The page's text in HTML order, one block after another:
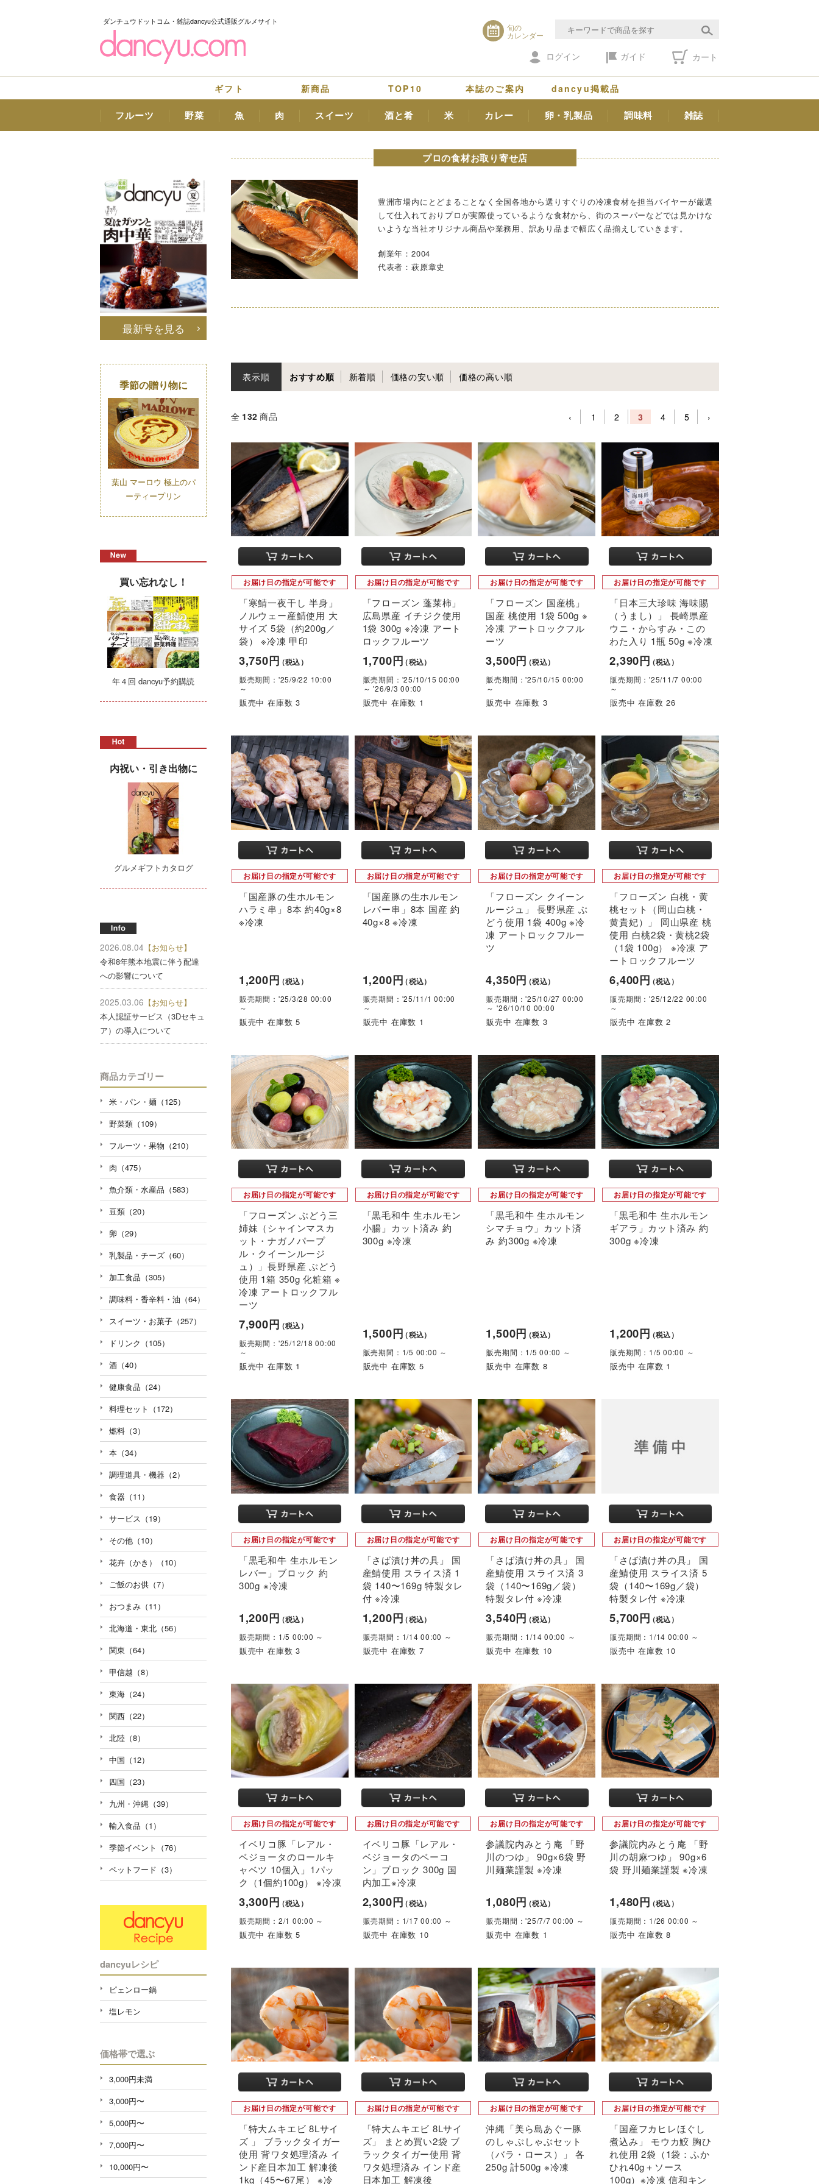
ダンチュウドットコム・雑誌dancyu公式通販グルメサイト
旬の
カレンダー
ログイン ガイド カート
ギフト 新商品 TOP10 本誌のご案内 dancyu掲載品
フルーツ 野菜 魚 肉 スイーツ 酒と肴 米 カレー 卵・乳製品 調味料 雑誌
プロの食材お取り寄せ店
豊洲市場内にとどまることなく全国各地から選りすぐりの冷凍食材を担当バイヤーが厳選
して仕入れておりプロが実際使っているような食材から、街のスーパーなどでは見かけな
いような当社オリジナル商品や業務用、訳あり品まで幅広く品揃えしていきます。
創業年：2004
代表者：萩原章史
表示順 おすすめ順 新着順 価格の安い順 価格の高い順
全 132 商品 ‹ 1 2 3 4 5 ›
お届け日の指定が可能です
「寒鯖一夜干し 半身」
ノルウェー産鯖使用 大
サイズ 5袋（約200g／
袋） ※冷凍 甲印
3,750円（税込）
販売期間：'25/9/22 10:00
～
販売中 在庫数 3
お届け日の指定が可能です
「フローズン 蓬莱柿」
広島県産 イチジク使用
1袋 300g ※冷凍 アート
ロックフルーツ
1,700円（税込）
販売期間：'25/10/15 00:00
～ '26/9/3 00:00
販売中 在庫数 1
お届け日の指定が可能です
「フローズン 国産桃」
国産 桃使用 1袋 500g ※
冷凍 アートロックフル
ーツ
3,500円（税込）
販売期間：'25/10/15 00:00
～
販売中 在庫数 3
お届け日の指定が可能です
「日本三大珍味 海味賜
（うまし）」 長崎県産
ウニ・からすみ・この
わた入り 1瓶 50g ※冷凍
2,390円（税込）
販売期間：'25/11/7 00:00
～
販売中 在庫数 26
お届け日の指定が可能です
「国産豚の生ホルモン
ハラミ串」8本 約40g×8
※冷凍
1,200円（税込）
販売期間：'25/3/28 00:00
～
販売中 在庫数 5
お届け日の指定が可能です
「国産豚の生ホルモン
レバー串」8本 国産 約
40g×8 ※冷凍
1,200円（税込）
販売期間：'25/11/1 00:00
～
販売中 在庫数 1
お届け日の指定が可能です
「フローズン クイーン
ルージュ」 長野県産 ぶ
どう使用 1袋 400g ※冷
凍 アートロックフルー
ツ
4,350円 （税込）
販売期間：'25/10/27 00:00
～ '26/10/10 00:00
販売中 在庫数 3
お届け日の指定が可能です
「フローズン 白桃・黄
桃セット（岡山白桃・
黄貴妃）」 岡山県産 桃
使用 白桃2袋・黄桃2袋
（1袋 100g） ※冷凍 ア
ートロックフルーツ
6,400円（税込）
販売期間：'25/12/22 00:00
～
販売中 在庫数 2
お届け日の指定が可能です
「フローズン ぶどう三
姉妹（シャインマスカ
ット・ナガノパープ
ル・クイーンルージ
ュ）」長野県産 ぶどう
使用 1箱 350g 化粧箱 ※
冷凍 アートロックフル
ーツ
7,900円（税込）
販売期間：'25/12/18 00:00
～
販売中 在庫数 1
お届け日の指定が可能です
「黒毛和牛 生ホルモン
小腸」カット済み 約
300g ※冷凍
1,500円（税込）
販売期間：1/5 00:00 ～
販売中 在庫数 5
お届け日の指定が可能です
「黒毛和牛 生ホルモン
シマチョウ」カット済
み 約300g ※冷凍
1,500円 （税込）
販売期間：1/5 00:00 ～
販売中 在庫数 8
お届け日の指定が可能です
「黒毛和牛 生ホルモン
ギアラ」カット済み 約
300g ※冷凍
1,200円（税込）
販売期間：1/5 00:00 ～
販売中 在庫数 1
お届け日の指定が可能です
「黒毛和牛 生ホルモン
レバー」ブロック 約
300g ※冷凍
1,200円（税込）
販売期間：1/5 00:00 ～
販売中 在庫数 3
お届け日の指定が可能です
「さば漬け丼の具」 国
産鯖使用 スライス済 1
袋 140〜169g 特製タレ
付 ※冷凍
1,200円（税込）
販売期間：1/14 00:00 ～
販売中 在庫数 7
お届け日の指定が可能です
「さば漬け丼の具」 国
産鯖使用 スライス済 3
袋（140〜169g／袋）
特製タレ付 ※冷凍
3,540円 （税込）
販売期間：1/14 00:00 ～
販売中 在庫数 10
お届け日の指定が可能です
「さば漬け丼の具」 国
産鯖使用 スライス済 5
袋（140〜169g／袋）
特製タレ付 ※冷凍
5,700円（税込）
販売期間：1/14 00:00 ～
販売中 在庫数 10
お届け日の指定が可能です
イベリコ豚「レアル・
ベジョータのロールキ
ャベツ 10個入」1パッ
ク（1個約100g） ※冷凍
3,300円（税込）
販売期間：2/1 00:00 ～
販売中 在庫数 5
お届け日の指定が可能です
イベリコ豚「レアル・
ベジョータのベーコ
ン」ブロック 300g 国
内加工※冷凍
2,300円（税込）
販売期間：1/17 00:00 ～
販売中 在庫数 10
お届け日の指定が可能です
参議院内みとう庵 「野
川のつゆ」 90g×6袋 野
川麺業謹製 ※冷凍
1,080円 （税込）
販売期間：'25/7/7 00:00 ～
販売中 在庫数 1
お届け日の指定が可能です
参議院内みとう庵 「野
川の胡麻つゆ」 90g×6
袋 野川麺業謹製 ※冷凍
1,480円（税込）
販売期間：1/26 00:00 ～
販売中 在庫数 8
お届け日の指定が可能です
「特大ムキエビ 8Lサイ
ズ 」 ブラックタイガー
使用 背ワタ処理済み イ
ンド産日本加工 解凍後
1kg（45〜67尾） ※冷
お届け日の指定が可能です
「特大ムキエビ 8Lサイ
ズ」 まとめ買い2袋 ブ
ラックタイガー使用 背
ワタ処理済み インド産
日本加工 解凍後
お届け日の指定が可能です
沖縄「美ら島あぐー豚
のしゃぶしゃぶセット
（バラ・ロース）」 各
250g 計500g ※冷凍
お届け日の指定が可能です
「国産フカヒレほぐし
煮込み」 モウカ鮫 胸ひ
れ使用 2袋（1袋：ふか
ひれ40g＋ソース
100g）※冷凍 信和キン
最新号を見る
季節の贈り物に
葉山 マーロウ 極上のパ
ーティープリン
買い忘れなし！
年４回 dancyu予約購読
内祝い・引き出物に
グルメギフトカタログ
2026.08.04 【お知らせ】
令和8年熊本地震に伴う配達
への影響について
2025.03.06 【お知らせ】
本人認証サービス（3Dセキュ
ア）の導入について
商品カテゴリー
米・パン・麺（125）
野菜類（109）
フルーツ・果物（210）
肉（475）
魚介類・水産品（583）
豆類（20）
卵（29）
乳製品・チーズ（60）
加工食品（305）
調味料・香辛料・油（64）
スイーツ・お菓子（257）
ドリンク（105）
酒（40）
健康食品（24）
料理セット（172）
燃料（3）
本（34）
調理道具・機器（2）
食器（11）
サービス（19）
その他（10）
花卉（かき）（10）
ご飯のお供（7）
おつまみ（11）
北海道・東北（56）
関東（64）
甲信越（8）
東海（24）
関西（22）
北陸（8）
中国（12）
四国（23）
九州・沖縄（39）
輸入食品（1）
季節イベント（76）
ペットフード（3）
dancyuレシピ
ピェンロー鍋
塩レモン
価格帯で選ぶ
3,000円未満
3,000円〜
5,000円〜
7,000円〜
10,000円〜